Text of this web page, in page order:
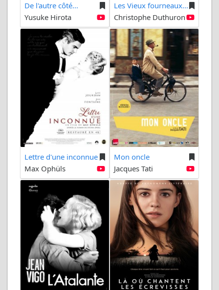
De l'autre côté...
Yusuke Hirota
Les Vieux fourneaux...
Christophe Duthuron
Lettre d'une inconnue
Max Ophüls
Mon oncle
Jacques Tati